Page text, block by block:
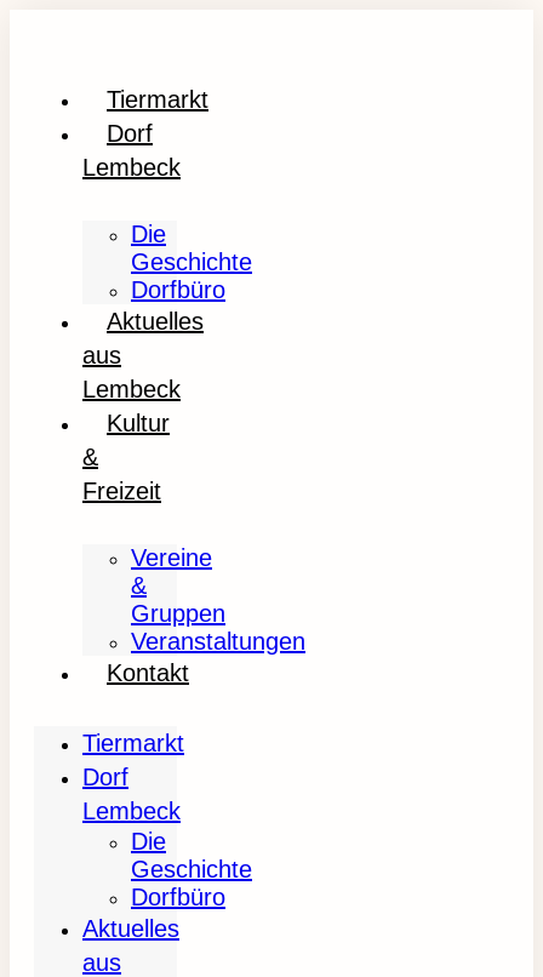
Tiermarkt
Dorf
Lembeck
Die
Geschichte
Dorfbüro
Aktuelles
aus
Lembeck
Kultur
&
Freizeit
Vereine
&
Gruppen
Veranstaltungen
Kontakt
Tiermarkt
Dorf
Lembeck
Die
Geschichte
Dorfbüro
Aktuelles
aus